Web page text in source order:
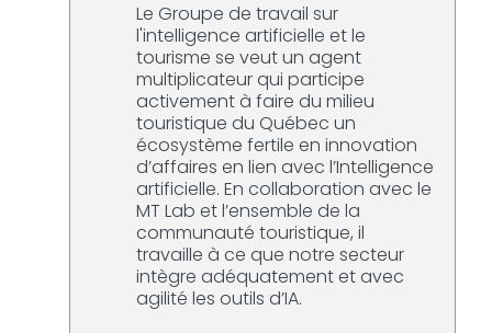
Le Groupe de travail sur
l'intelligence artificielle et le
tourisme se veut un agent
multiplicateur qui participe
activement à faire du milieu
touristique du Québec un
écosystème fertile en innovation
d’affaires en lien avec l’Intelligence
artificielle. En collaboration avec le
MT Lab et l’ensemble de la
communauté touristique, il
travaille à ce que notre secteur
intègre adéquatement et avec
agilité les outils d’IA.